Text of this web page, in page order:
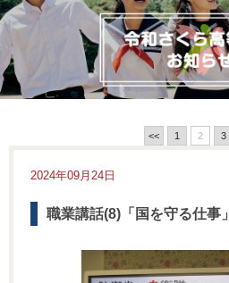
<< 1 2 3
2024年09月24日
職業講話(8)「国を守る仕事」